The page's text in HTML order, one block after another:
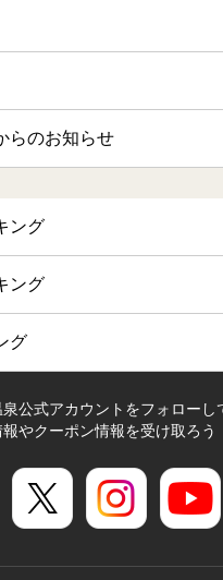
らのお知らせ
ング
ング
グ
公式アカウントをフォローし
やクーポン情報を受け取ろう